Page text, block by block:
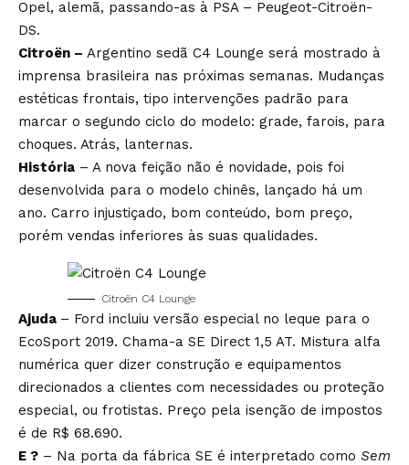
Opel, alemã, passando-as à PSA – Peugeot-Citroën-
DS.
Citroën – Argentino sedã C4 Lounge será mostrado à
imprensa brasileira nas próximas semanas. Mudanças
estéticas frontais, tipo intervenções padrão para
marcar o segundo ciclo do modelo: grade, farois, para
choques. Atrás, lanternas.
História – A nova feição não é novidade, pois foi
desenvolvida para o modelo chinês, lançado há um
ano. Carro injustiçado, bom conteúdo, bom preço,
porém vendas inferiores às suas qualidades.
Citroën C4 Lounge
Ajuda – Ford incluiu versão especial no leque para o
EcoSport 2019. Chama-a SE Direct 1,5 AT. Mistura alfa
numérica quer dizer construção e equipamentos
direcionados a clientes com necessidades ou proteção
especial, ou frotistas. Preço pela isenção de impostos
é de R$ 68.690.
E ? – Na porta da fábrica SE é interpretado como Sem